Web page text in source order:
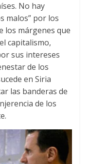
No hay
malos” por los
los márgenes que
capitalismo,
sus intereses
de los
en Siria
las banderas de
de los